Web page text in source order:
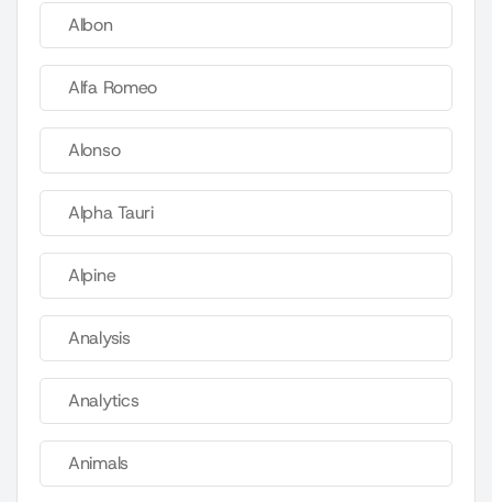
Albon
Alfa Romeo
Alonso
Alpha Tauri
Alpine
Analysis
Analytics
Animals